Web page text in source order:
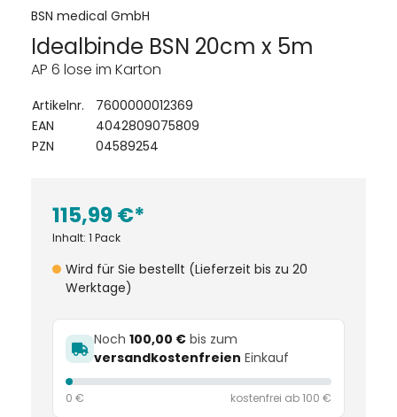
BSN medical GmbH
Idealbinde BSN 20cm x 5m
AP 6 lose im Karton
Artikelnr.
7600000012369
EAN
4042809075809
PZN
04589254
115,99 €*
Inhalt: 1 Pack
Wird für Sie bestellt (Lieferzeit bis zu 20
Werktage)
Noch 100,00 € bis zum
versandkostenfreien Einkauf
0 € kostenfrei ab 100 €